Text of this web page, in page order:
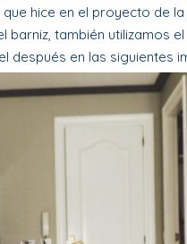
hice en el proyecto de
barniz, también utilizamos
después en las siguientes